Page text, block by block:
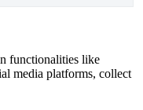
functionalities like
media platforms, collect